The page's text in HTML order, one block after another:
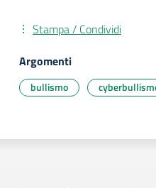
Stampa / Condividi
Argomenti
bullismo